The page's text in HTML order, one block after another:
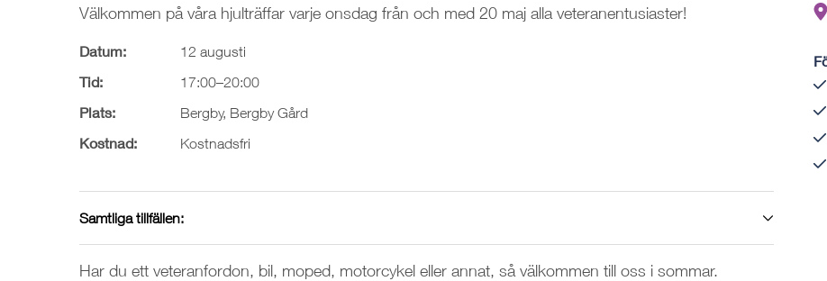
Välkommen på våra hjulträffar varje onsdag från och med 20 maj alla veteranentusiaster!
Datum: 12 augusti
Tid: 17:00–20:00
Plats: Bergby, Bergby Gård
Kostnad: Kostnadsfri
Samtliga tillfällen:
Har du ett veteranfordon, bil, moped, motorcykel eller annat, så välkommen till oss i sommar.